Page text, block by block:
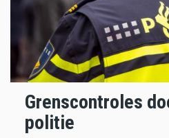
Grenscontroles
politie